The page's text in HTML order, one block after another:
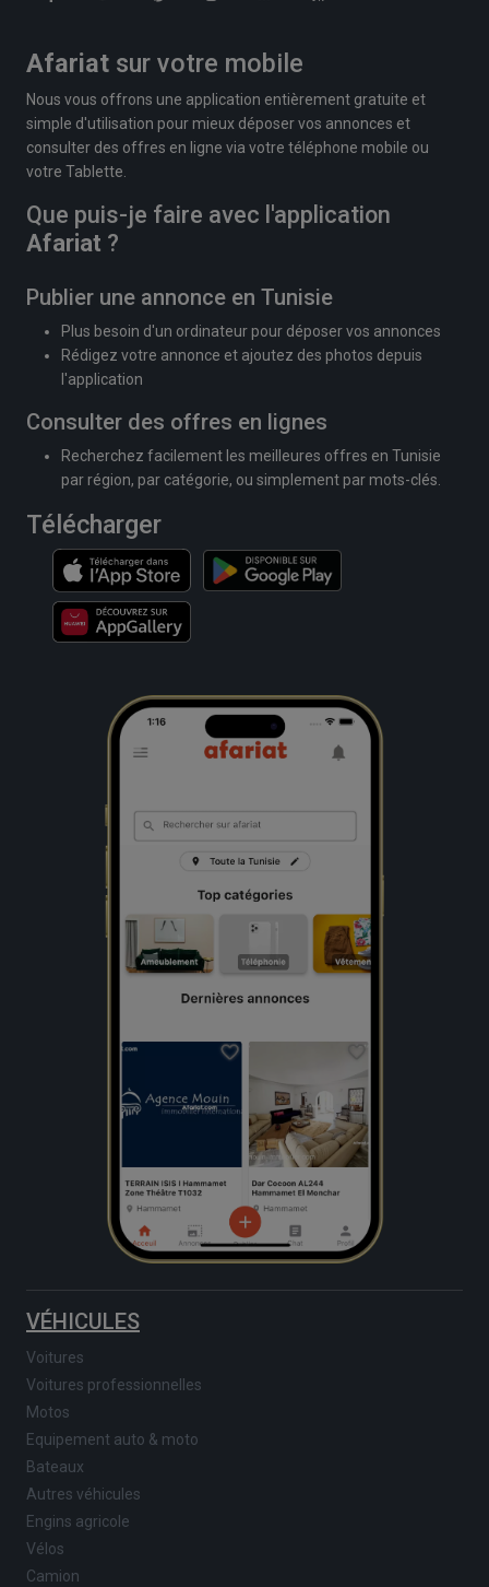
Afariat sur votre mobile
Nous vous offrons une application entièrement gratuite et
simple d'utilisation pour mieux déposer vos annonces et
consulter des offres en ligne via votre téléphone mobile ou
votre Tablette.
Que puis-je faire avec l'application
Afariat ?
Publier une annonce en Tunisie
Plus besoin d'un ordinateur pour déposer vos annonces
Rédigez votre annonce et ajoutez des photos depuis
l'application
Consulter des offres en lignes
Recherchez facilement les meilleures offres en Tunisie
par région, par catégorie, ou simplement par mots-clés.
Télécharger
VÉHICULES
Voitures
Voitures professionnelles
Motos
Equipement auto & moto
Bateaux
Autres véhicules
Engins agricole
Vélos
Camion